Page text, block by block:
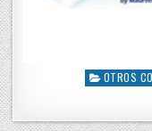
P
OTROS